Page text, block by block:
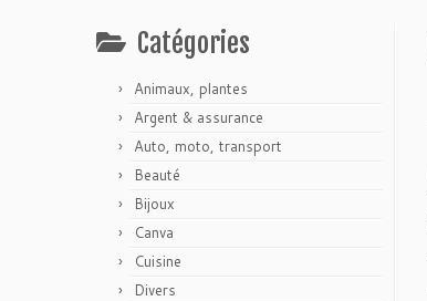
Catégories
Animaux, plantes
Argent & assurance
Auto, moto, transport
Beauté
Bijoux
Canva
Cuisine
Divers